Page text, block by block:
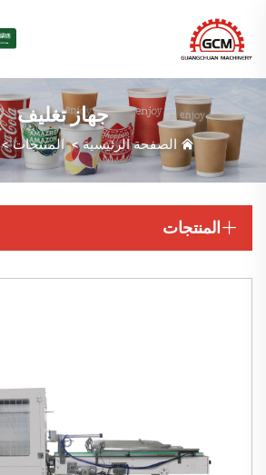
جهاز تغليف
الصفحة الرئيسية>المنتجات
المنتجات